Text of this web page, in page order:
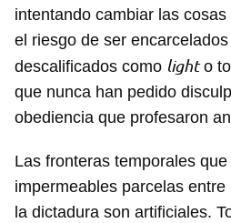
Para poder guardar como
INICIAR
intentando cambiar las
el riesgo de ser
descalificados como lighto
que nunca han pedido
obediencia que profesaron
Las fronteras temporales
impermeables parcelas
la dictadura son artificiales.